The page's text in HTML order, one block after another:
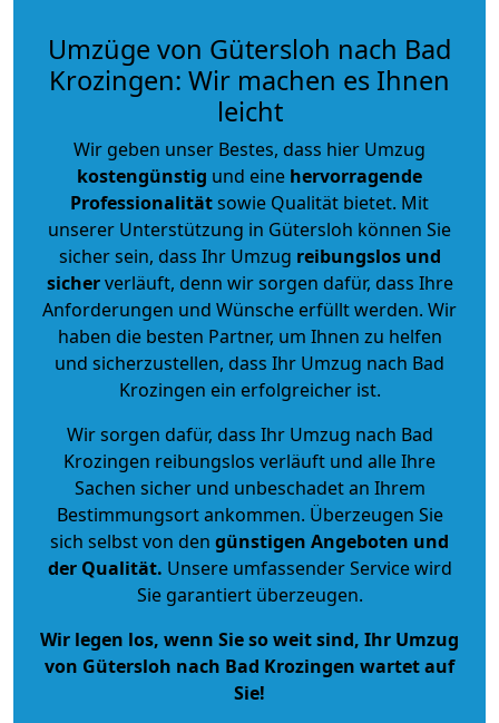
Umzüge von Gütersloh nach Bad
Krozingen: Wir machen es Ihnen
leicht
Wir geben unser Bestes, dass hier Umzug
kostengünstig und eine hervorragende
Professionalitätsowie Qualität bietet. Mit
unserer Unterstützung in Gütersloh können Sie
sicher sein, dass Ihr Umzug reibungslos und
sicherverläuft, denn wir sorgen dafür, dass Ihre
Anforderungen und Wünsche erfüllt werden. Wir
haben die besten Partner, um Ihnen zu helfen
und sicherzustellen, dass Ihr Umzug nach Bad
Krozingen ein erfolgreicher ist.
Wir sorgen dafür, dass Ihr Umzug nach Bad
Krozingen reibungslos verläuft und alle Ihre
Sachen sicher und unbeschadet an Ihrem
Bestimmungsort ankommen. Überzeugen Sie
sich selbst von den günstigen Angeboten und
der Qualität. Unsere umfassender Service wird
Sie garantiert überzeugen.
Wir legen los, wenn Sie so weit sind, Ihr Umzug
von Gütersloh nach Bad Krozingen wartet auf
Sie!